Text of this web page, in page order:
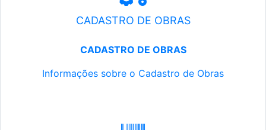
CADASTRO DE OBRAS
CADASTRO DE OBRAS
Informações sobre o Cadastro de Obras